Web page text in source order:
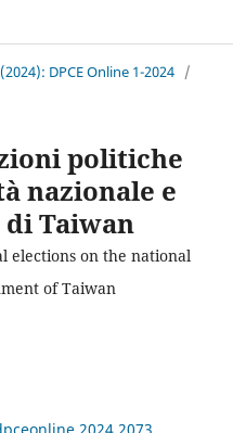
DPCE Online 1-2024 /
politiche
nazionale e
Taiwan
elections on the national
of Taiwan